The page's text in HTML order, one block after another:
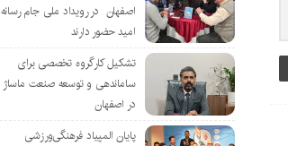
اصفهان در رویداد ملی جام رسانه
امید حضور دارند
تشکیل کارگروه تخصصی برای
ساماندهی و توسعه صنعت ماساژ
در اصفهان
پایان المپیاد فرهنگی‌ورزشی